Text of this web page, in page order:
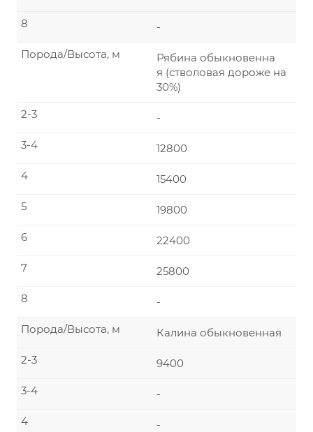
-
8
Рябина обыкновенна
я (стволовая дороже на
30%)
Порода/Высота, м
-
2-3
12800
3-4
15400
4
19800
5
22400
6
25800
7
-
8
Калина обыкновенная
Порода/Высота, м
9400
2-3
-
3-4
-
4